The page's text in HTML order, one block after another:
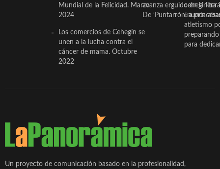
Mundial de la Felicidad. Marzo
2024
Los comercios de Cehegín se
unen a la lucha contra el
cáncer de mama. Octubre
2022
avanza erguido en la
De ‘Puntarrón’ a
ceheginera
«nunca
atletismo
para
Un proyecto de comunicación basado en la profesionalidad,